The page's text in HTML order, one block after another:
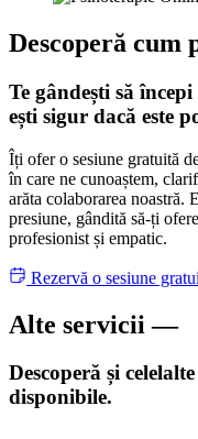
Descoperă cum
Te gândești să
ești sigur dacă este
Îți ofer o sesiune gratuită
în care ne cunoaștem,
arăta colaborarea noastră.
presiune, gândită să-ți
profesionist și empatic.
Rezervă o sesiune
Alte servicii —
Descoperă și
disponibile.